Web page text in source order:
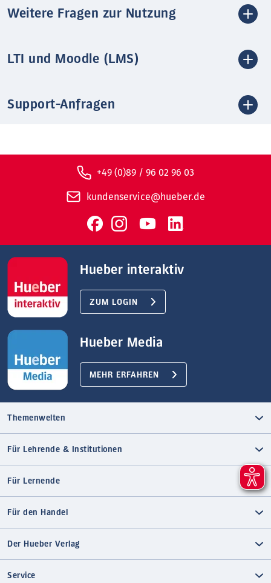
Weitere Fragen zur Nutzung
LTI und Moodle (LMS)
Support-Anfragen
+49 (0)89 / 96 02 96 03
kundenservice@hueber.de
Hueber interaktiv
ZUM LOGIN
Hueber Media
MEHR ERFAHREN
Themenwelten
Für Lehrende & Institutionen
Für Lernende
Für den Handel
Der Hueber Verlag
Service